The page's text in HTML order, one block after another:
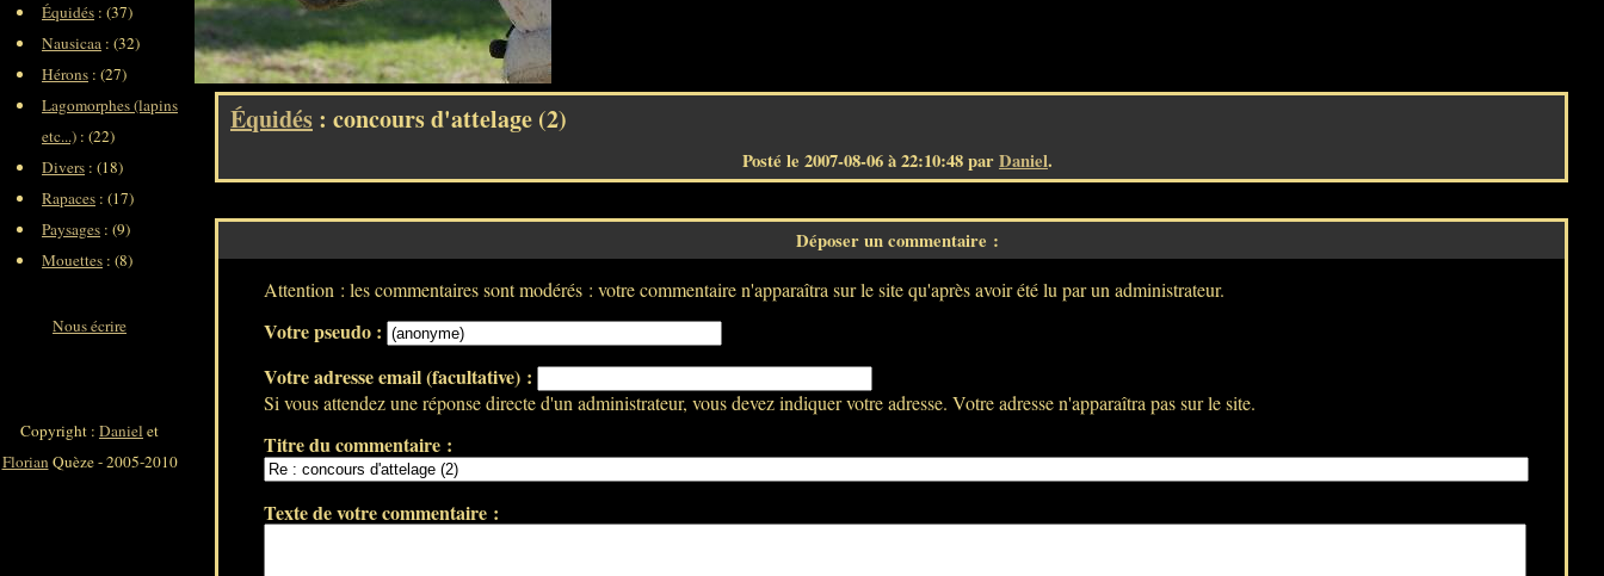
Équidés : concours d'attelage (2)
Posté le 2007-08-06 à 22:10:48 parDaniel.
Déposer un commentaire :
Attention : les commentaires sont modérés : votre commentaire n'apparaîtra sur le site qu'après avoir été lu par un administrateur.
Votre pseudo :
Votre adresse email (facultative) :
Si vous attendez une réponse directe d'un administrateur, vous devez indiquer votre adresse. Votre adresse n'apparaîtra pas sur le site.
Titre du commentaire :
Texte de votre commentaire :
Équidés : (37)
Nausicaa : (32)
Hérons : (27)
Lagomorphes (lapins
etc...) : (22)
Divers : (18)
Rapaces : (17)
Paysages : (9)
Mouettes : (8)
Nous écrire
Copyright : Daniel et
FlorianQuèze - 2005-2010